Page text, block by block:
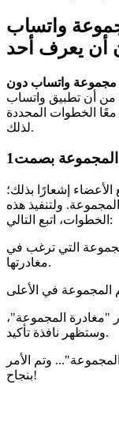
واتساب
أن يعرف أحد
مجموعة واتساب دون
من أن تطبيق واتساب
الخطوات المحددة
لذلك.
1المجموعة بصمت
إشعارًا بذلك؛
ولتنفيذ هذه
الخطوات، اتبع التالي:
التي ترغب في
مغادرتها.
المجموعة"،
وستظهر نافذة تأكيد.
وتم الأمر
بنجاح!